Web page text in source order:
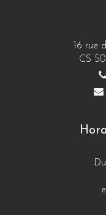
16 rue
CS